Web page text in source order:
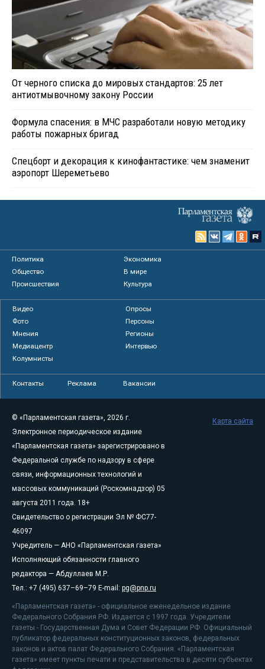
От черного списка до мировых стандартов: 25 лет
антиотмывочному закону России
Формула спасения: в МЧС разработали новую методику
работы пожарных бригад
Спецборт и декорация к кинофантастике: чем знаменит
аэропорт Шереметьево
Политика
Экономика
Общество
В мире
Происшествия
Культура
Видео
Опросы
Фото
Персоны
Мнения
Регионы
Медиацентр
Интервью
Колумнисты
Контакты Реклама Вакансии
© «Парламентская газета», 2026 г.
Электронное периодическое издание
«Парламентская газета» зарегистрировано в
Федеральной службе по надзору в сфере
связи, информационных технологий и
массовых коммуникаций (Роскомнадзор) 05
августа 2011 года. 18+
Свидетельство о регистрации Эл № ФС77-
46097
Учредитель — АНО «Парламентская газета»
Исполняющий обязанности главного
редактора — Абдуллаев М.Р.
Тел.: +7 (495) 637–69–79 E-mail: pg@pnp.ru
«Парламентская газета» - официальное еженедельное издание
Федерального Собрания РФ. Издается с 1997 года. Учредители
газеты - Государственная Дума и Совет Федерации РФ. Официальный
публикатор федеральных конституционных законов, федеральных
законов и актов палат Федерального Собрания. «Парламентская
газета» имеет пункты печати и представительства в десяти субъектах
Карта сайта